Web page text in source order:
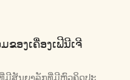
ຂອງເຄື່ອງເຟີນີເຈີ
ມີ​ສັນ​ຍາ​ລັກ​ທີ່​ມີ​ຫົວ​ຄິດ​ປະ​